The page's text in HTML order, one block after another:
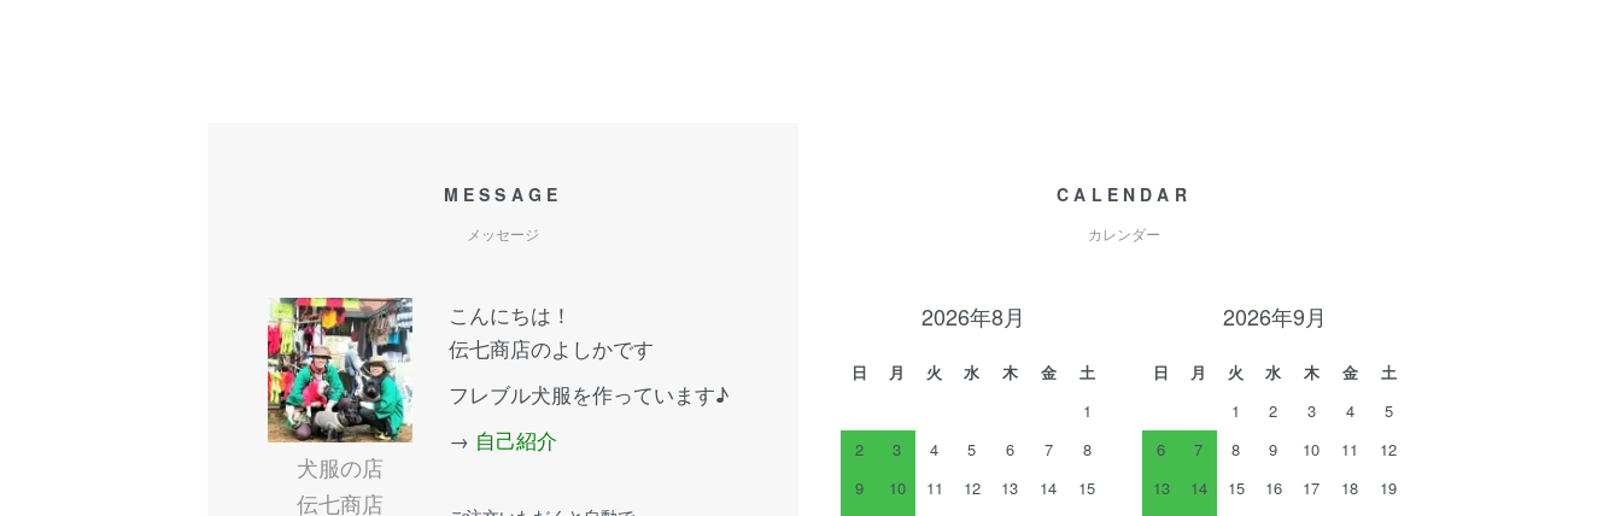
MESSAGE
メッセージ
犬服の店
伝七商店
こんにちは！
伝七商店のよしかです
フレブル犬服を作っています♪
→ 自己紹介
CALENDAR
カレンダー
2026年8月
日 月 火 水 木 金
土
1
2
3 4 5 6 7
8
9
10 11 12 13 14
15
2026年9月
日 月 火 水 木 金
土
1
2 3 4
5
6
7 8 9 10 11
12
13
14 15 16 17 18
19